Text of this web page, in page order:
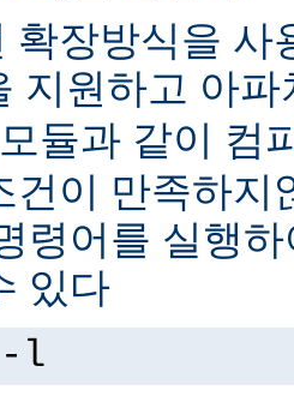
확장방식을 사
지원하고 아
모듈과 같이 컴
건이 만족하지
령어를 실행
있다
-l